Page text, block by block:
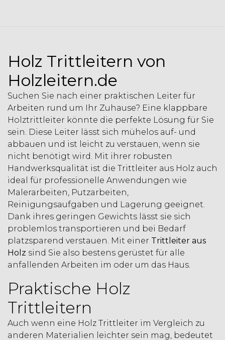
Holz Trittleitern von
Holzleitern.de
Suchen Sie nach einer praktischen Leiter für
Arbeiten rund um Ihr Zuhause? Eine klappbare
Holztrittleiter könnte die perfekte Lösung für Sie
sein. Diese Leiter lässt sich mühelos auf- und
abbauen und ist leicht zu verstauen, wenn sie
nicht benötigt wird. Mit ihrer robusten
Handwerksqualität ist die Trittleiter aus Holz auch
ideal für professionelle Anwendungen wie
Malerarbeiten, Putzarbeiten,
Reinigungsaufgaben und Lagerung geeignet.
Dank ihres geringen Gewichts lässt sie sich
problemlos transportieren und bei Bedarf
platzsparend verstauen. Mit einer Trittleiter aus
Holz sind Sie also bestens gerüstet für alle
anfallenden Arbeiten im oder um das Haus.
Praktische Holz
Trittleitern
Auch wenn eine Holz Trittleiter im Vergleich zu
anderen Materialien leichter sein mag, bedeutet